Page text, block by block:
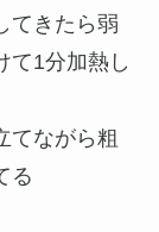
てきたら弱
て1分加熱し
てながら粗
る